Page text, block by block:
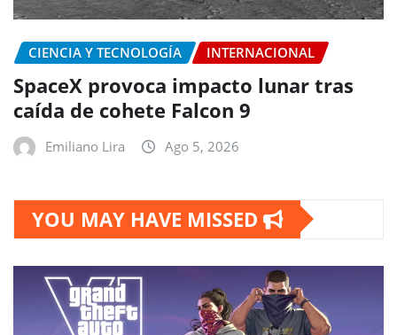
CIENCIA Y TECNOLOGÍA INTERNACIONAL
SpaceX provoca impacto lunar tras
caída de cohete Falcon 9
Emiliano Lira Ago 5, 2026
YOU MAY HAVE MISSED